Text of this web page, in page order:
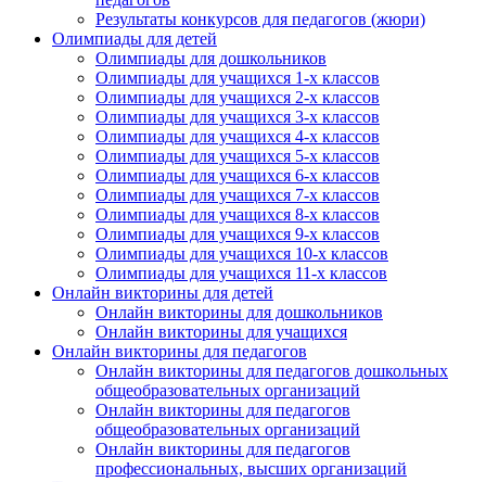
Результаты конкурсов для педагогов (жюри)
Олимпиады для детей
Олимпиады для дошкольников
Олимпиады для учащихся 1-х классов
Олимпиады для учащихся 2-х классов
Олимпиады для учащихся 3-х классов
Олимпиады для учащихся 4-х классов
Олимпиады для учащихся 5-х классов
Олимпиады для учащихся 6-х классов
Олимпиады для учащихся 7-х классов
Олимпиады для учащихся 8-х классов
Олимпиады для учащихся 9-х классов
Олимпиады для учащихся 10-х классов
Олимпиады для учащихся 11-х классов
Онлайн викторины для детей
Онлайн викторины для дошкольников
Онлайн викторины для учащихся
Онлайн викторины для педагогов
Онлайн викторины для педагогов дошкольных
общеобразовательных организаций
Онлайн викторины для педагогов
общеобразовательных организаций
Онлайн викторины для педагогов
профессиональных, высших организаций